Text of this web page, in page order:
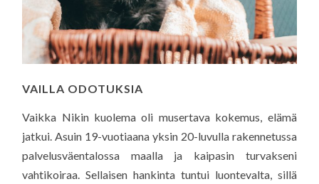
VAILLA ODOTUKSIA
Vaikka Nikin kuolema oli musertava kokemus, elämä
jatkui. Asuin 19-vuotiaana yksin 20-luvulla rakennetussa
palvelusväentalossa maalla ja kaipasin turvakseni
vahtikoiraa. Sellaisen hankinta tuntui luontevalta, sillä